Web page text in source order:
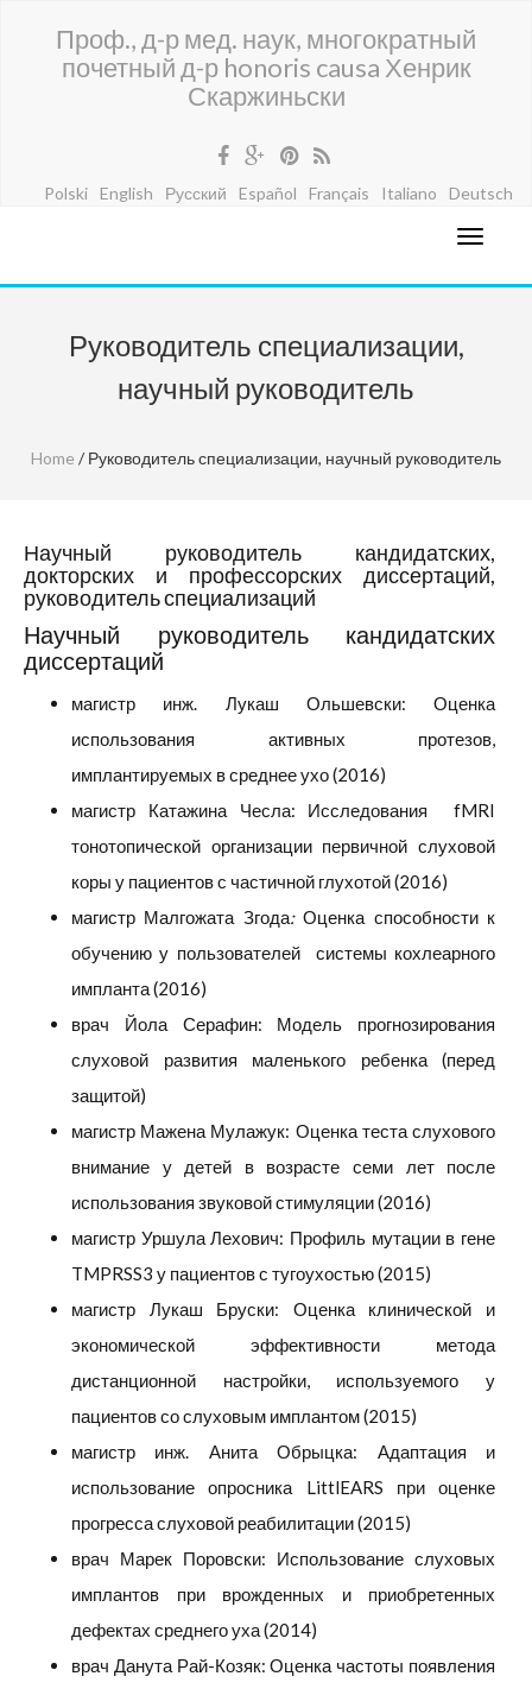
Проф., д-р мед. наук, многократный
почетный д-р honoris causa Хенрик
Скаржиньски
Polski English Русский Español Français Italiano Deutsch
Руководитель специализации,
научный руководитель
Home / Руководитель специализации, научный руководитель
Научный руководитель кандидатских,
докторских и профессорских диссертаций,
руководитель специализаций
Научный руководитель кандидатских
диссертаций
магистр инж. Лукаш Ольшевски: Оценка
использования активных протезов,
имплантируемых в среднее ухо (2016)
магистр Катажина Чесла: Исследования fMRI
тонотопической организации первичной слуховой
коры у пациентов с частичной глухотой (2016)
магистр Малгожата Згода:Оценка способности к
обучению у пользователей системы кохлеарного
импланта (2016)
врач Йола Серафин: Модель прогнозирования
слуховой развития маленького ребенка (перед
защитой)
магистр Мажена Мулажук: Оценка теста слухового
внимание у детей в возрасте семи лет после
использования звуковой стимуляции (2016)
магистр Уршула Лехович: Профиль мутации в гене
TMPRSS3 у пациентов с тугоухостью (2015)
магистр Лукаш Бруски: Оценка клинической и
экономической эффективности метода
дистанционной настройки, используемого у
пациентов со слуховым имплантом (2015)
магистр инж. Анита Обрыцка: Адаптация и
использование опросника LittlEARS при оценке
прогресса слуховой реабилитации (2015)
врач Марек Поровски: Использование слуховых
имплантов при врожденных и приобретенных
дефектах среднего уха (2014)
врач Данута Рай-Козяк: Оценка частоты появления